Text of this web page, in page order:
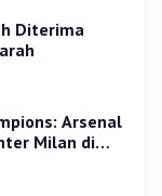
Diterima
Arsenal
Milan di